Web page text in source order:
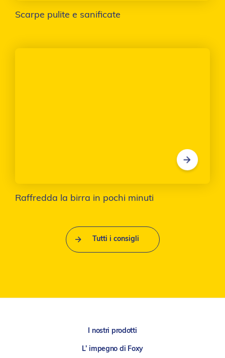
Scarpe pulite e sanificate
Raffredda la birra in pochi minuti
Tutti i consigli
I nostri prodotti
L’ impegno di Foxy